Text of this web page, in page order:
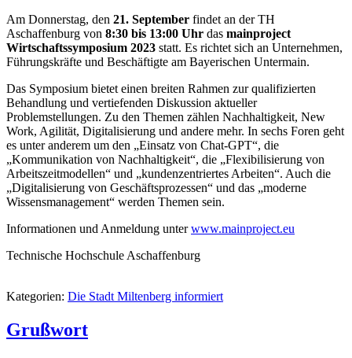
Am Donnerstag, den 21. September findet an der TH
Aschaffenburg von 8:30 bis 13:00 Uhr das mainproject
Wirtschaftssymposium 2023 statt. Es richtet sich an Unternehmen,
Führungskräfte und Beschäftigte am Bayerischen Untermain.
Das Symposium bietet einen breiten Rahmen zur qualifizierten
Behandlung und vertiefenden Diskussion aktueller
Problemstellungen. Zu den Themen zählen Nachhaltigkeit, New
Work, Agilität, Digitalisierung und andere mehr. In sechs Foren geht
es unter anderem um den „Einsatz von Chat-GPT“, die
„Kommunikation von Nachhaltigkeit“, die „Flexibilisierung von
Arbeitszeitmodellen“ und „kundenzentriertes Arbeiten“. Auch die
„Digitalisierung von Geschäftsprozessen“ und das „moderne
Wissensmanagement“ werden Themen sein.
Informationen und Anmeldung unterwww.mainproject.eu
Technische Hochschule Aschaffenburg
Kategorien: Die Stadt Miltenberg informiert
Grußwort